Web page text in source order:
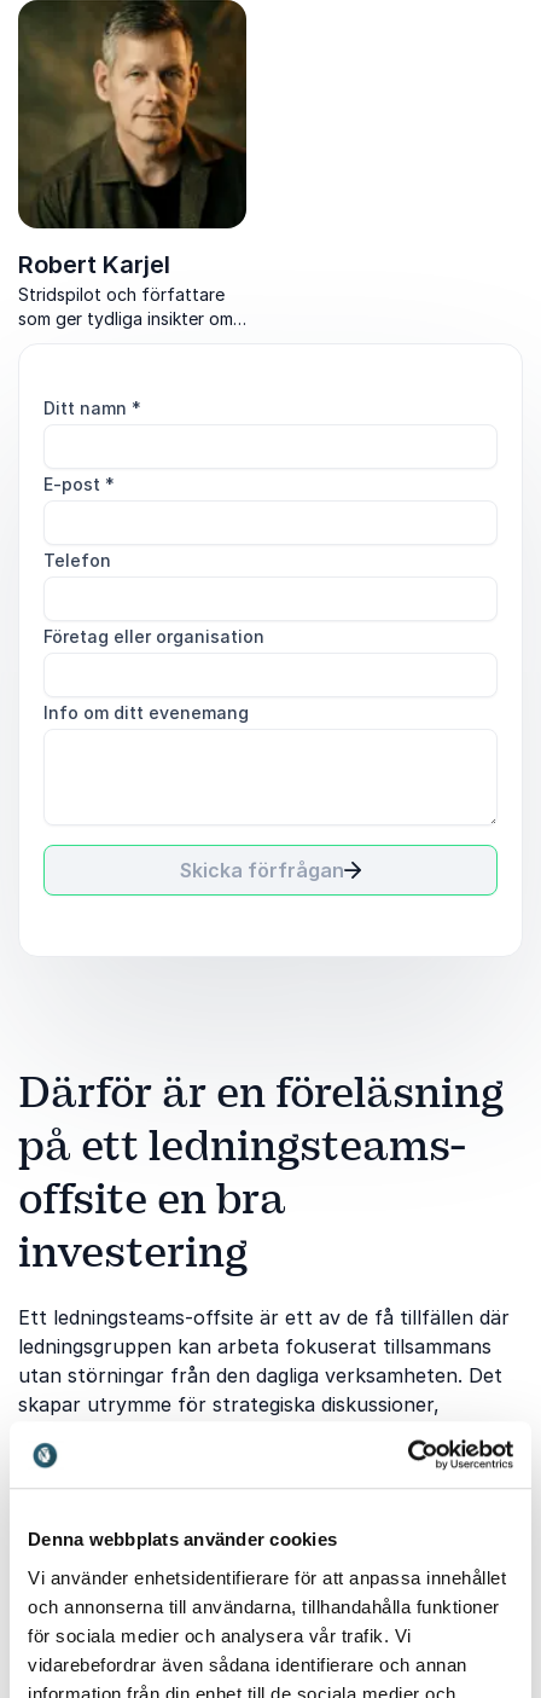
Denna webbplats använder cookies
Vi använder enhetsidentifierare för att anpassa innehållet
och annonserna till användarna, tillhandahålla funktioner
för sociala medier och analysera vår trafik. Vi
vidarebefordrar även sådana identifierare och annan
information från din enhet till de sociala medier och
med värme, humor och
livsvisdom inspirerar till
bättre ledarskap och
starkare relationer.
Robert Karjel
Stridspilot och författare
som ger tydliga insikter om
Ditt namn *
E-post *
Telefon
Företag eller organisation
Info om ditt evenemang
Skicka förfrågan
Därför är en föreläsning
på ett ledningsteams-
offsite en bra
investering
Ett ledningsteams-offsite är ett av de få tillfällen där
ledningsgruppen kan arbeta fokuserat tillsammans
utan störningar från den dagliga verksamheten. Det
skapar utrymme för strategiska diskussioner,
reflektion och utveckling av både riktning och
samarbete. Genom att inkludera en föreläsning får ni
in nya perspektiv som kan utmana invanda tankesätt
Lou Rossling
bidrar med insikter kring beteenden,
beslutsfattande och hur vi påverkas av våra
tankemönster i komplexa situationer. Hon hjälper
ledningsgrupper att förstå hur små förändringar i
sättet att tänka kan leda till bättre beslut och